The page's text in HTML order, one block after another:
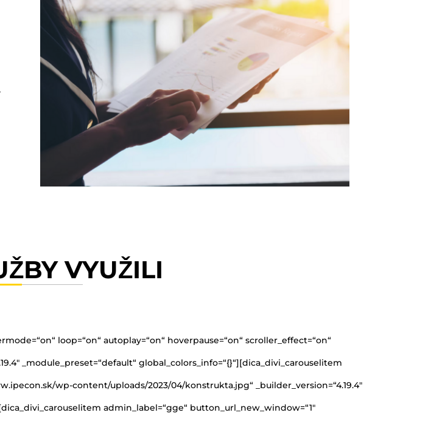
VYUŽILI
loop=“on“ autoplay=“on“ hoverpause=“on“ scroller_effect=“on“
_module_preset=“default“ global_colors_info=“{}“][dica_divi_carouselitem
wp-content/uploads/2023/04/konstrukta.jpg“ _builder_version=“4.19.4″
admin_label=“gge“ button_url_new_window=“1″